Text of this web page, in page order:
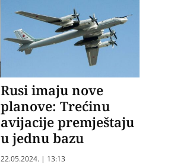
Rusi imaju nove
planove: Trećinu
avijacije premještaju
u jednu bazu
22.05.2024. | 13:13